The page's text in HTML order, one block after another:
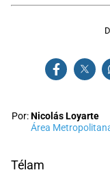
Por:Nicolás Loyarte
Área
Télam